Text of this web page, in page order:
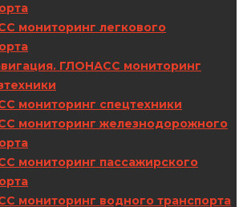
мониторинг легкового
ГЛОНАСС мониторинг
мониторинг спецтехники
мониторинг железнодорожного
мониторинг пассажирского
мониторинг водного транспорта